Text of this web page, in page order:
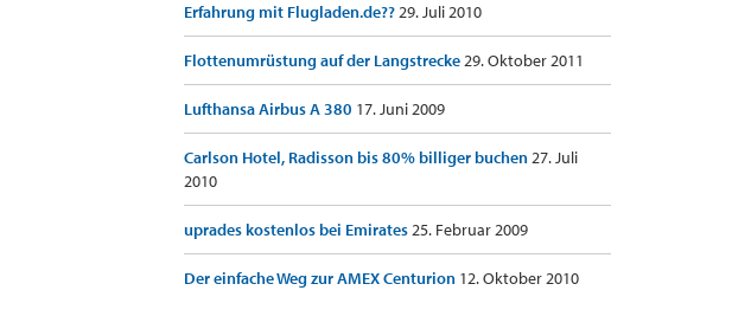
Erfahrung mit Flugladen.de??29. Juli 2010
Flottenumrüstung auf der Langstrecke29. Oktober 2011
Lufthansa Airbus A 380 17. Juni 2009
Carlson Hotel, Radisson bis 80% billiger buchen27. Juli
2010
uprades kostenlos bei Emirates25. Februar 2009
Der einfache Weg zur AMEX Centurion 12. Oktober 2010